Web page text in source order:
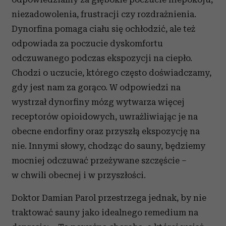
niezadowolenia, frustracji czy rozdrażnienia.
Dynorfina pomaga ciału się ochłodzić, ale też
odpowiada za poczucie dyskomfortu
odczuwanego podczas ekspozycji na ciepło.
Chodzi o uczucie, którego często doświadczamy,
gdy jest nam za gorąco. W odpowiedzi na
wystrzał dynorfiny mózg wytwarza więcej
receptorów opioidowych, uwrażliwiając je na
obecne endorfiny oraz przyszłą ekspozycję na
nie. Innymi słowy, chodząc do sauny, będziemy
mocniej odczuwać przeżywane szczęście –
w chwili obecnej i w przyszłości.
Doktor Damian Parol przestrzega jednak, by nie
traktować sauny jako idealnego remedium na